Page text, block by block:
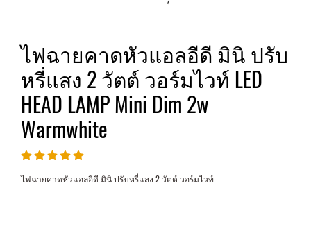
ไฟฉายคาดหัวแอลอีดี มินิ ปรับ
หรี่แสง 2 วัตต์ วอร์มไวท์ LED
HEAD LAMP Mini Dim 2w
Warmwhite
ไฟฉายคาดหัวแอลอีดี มินิ ปรับหรี่แสง 2 วัตต์ วอร์มไวท์